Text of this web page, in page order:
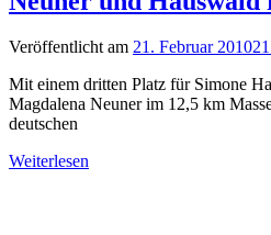
Veröffentlicht am 21. Februar 2010
Mit einem dritten Platz für Simone
Magdalena Neuner im 12,5 km
deutschen
Weiterlesen